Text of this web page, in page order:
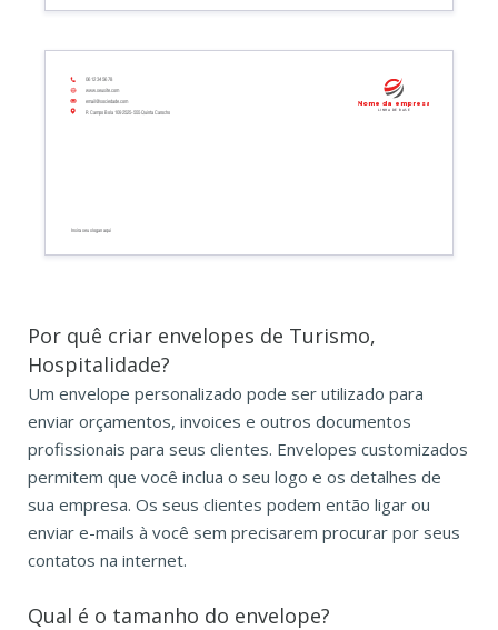
Insira seu slogan aqui
email@sociedade.com
R Campo Bola 109 2525-555 Quinta Carocho
06 12 34 56 78
www.seusite.com
Nome da empresa
Linha de base
Por quê criar envelopes de Turismo,
Hospitalidade?
Um envelope personalizado pode ser utilizado para
enviar orçamentos, invoices e outros documentos
profissionais para seus clientes. Envelopes customizados
permitem que você inclua o seu logo e os detalhes de
sua empresa. Os seus clientes podem então ligar ou
enviar e-mails à você sem precisarem procurar por seus
contatos na internet.
Qual é o tamanho do envelope?